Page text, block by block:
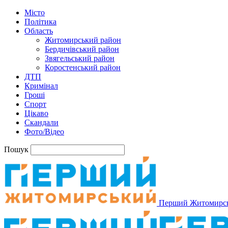
Місто
Політика
Область
Житомирський район
Бердичівський район
Звягельський район
Коростенський район
ДТП
Кримінал
Гроші
Спорт
Цікаво
Скандали
Фото/Відео
Пошук
Перший